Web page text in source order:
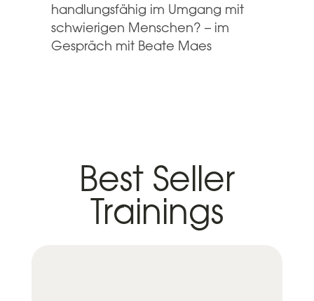
handlungsfähig im Umgang mit
schwierigen Menschen? – im
Gespräch mit Beate Maes
Best Seller
Trainings